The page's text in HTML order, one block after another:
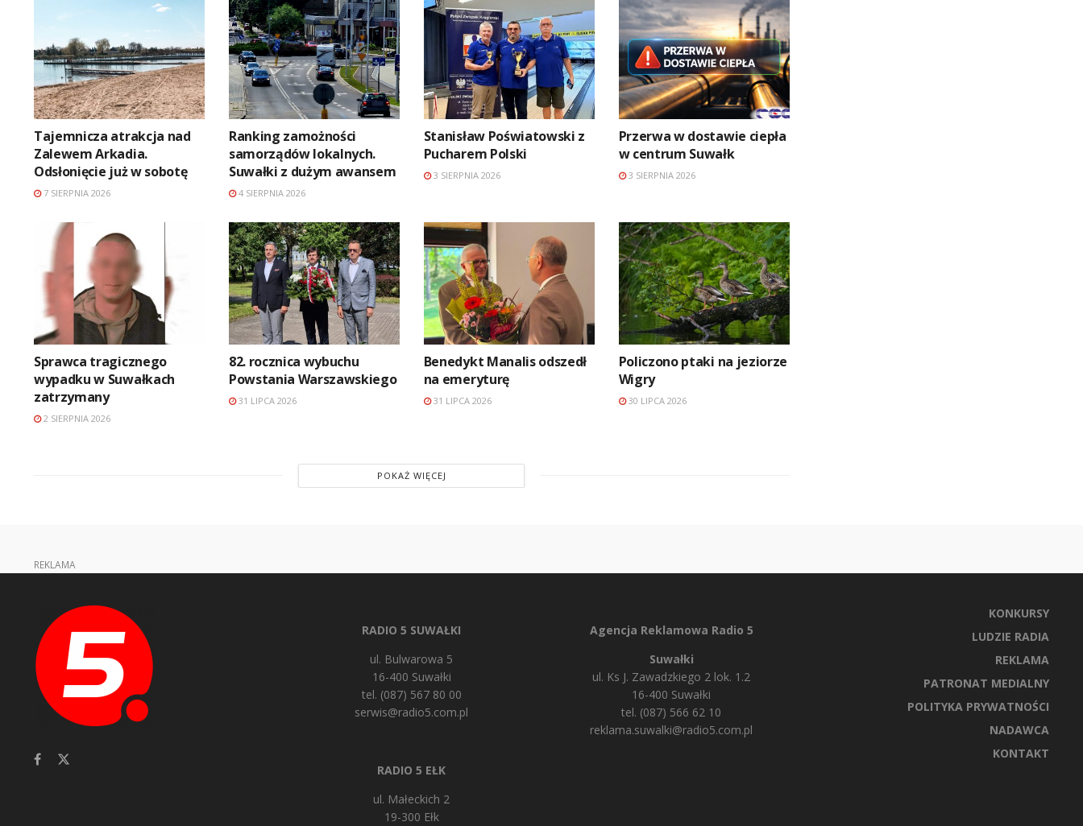
Tajemnicza atrakcja nad
Zalewem Arkadia.
Odsłonięcie już w sobotę
7 SIERPNIA 2026
Ranking zamożności
samorządów lokalnych.
Suwałki z dużym awansem
4 SIERPNIA 2026
Stanisław Poświatowski z
Pucharem Polski
3 SIERPNIA 2026
Przerwa w dostawie ciepła
w centrum Suwałk
3 SIERPNIA 2026
Sprawca tragicznego
wypadku w Suwałkach
zatrzymany
2 SIERPNIA 2026
82. rocznica wybuchu
Powstania Warszawskiego
31 LIPCA 2026
Benedykt Manalis odszedł
na emeryturę
31 LIPCA 2026
Policzono ptaki na jeziorze
Wigry
30 LIPCA 2026
POKAŻ WIĘCEJ
REKLAMA
RADIO 5 SUWAŁKI
ul. Bulwarowa 5
16-400 Suwałki
tel. (087) 567 80 00
serwis@radio5.com.pl
RADIO 5 EŁK
ul. Małeckich 2
19-300 Ełk
Agencja Reklamowa Radio 5
Suwałki
ul. Ks J. Zawadzkiego 2 lok. 1.2
16-400 Suwałki
tel. (087) 566 62 10
reklama.suwalki@radio5.com.pl
KONKURSY
LUDZIE RADIA
REKLAMA
PATRONAT MEDIALNY
POLITYKA PRYWATNOŚCI
NADAWCA
KONTAKT